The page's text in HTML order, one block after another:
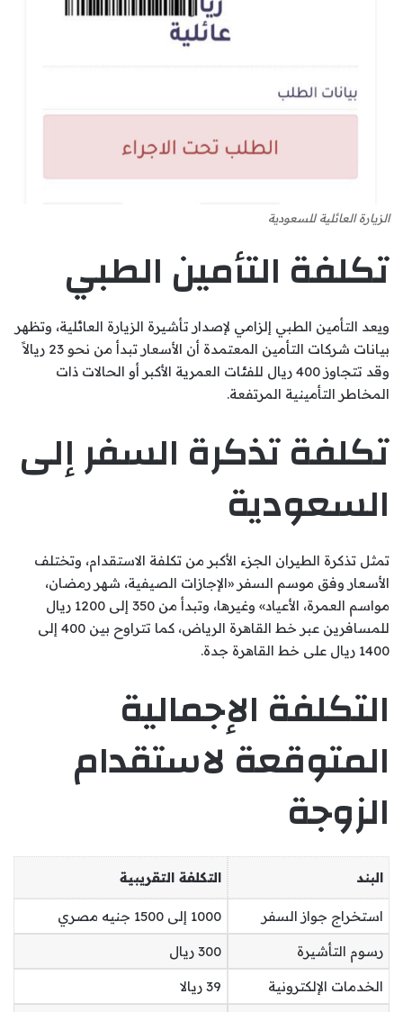
الزيارة العائلية للسعودية
تكلفة التأمين الطبي
ويعد التأمين الطبي إلزامي لإصدار تأشيرة الزيارة العائلية، وتظهر
بيانات شركات التأمين المعتمدة أن الأسعار تبدأ من نحو 23 ريالاً
وقد تتجاوز 400 ريال للفئات العمرية الأكبر أو الحالات ذات
المخاطر التأمينية المرتفعة.
تكلفة تذكرة السفر إلى
السعودية
تمثل تذكرة الطيران الجزء الأكبر من تكلفة الاستقدام، وتختلف
الأسعار وفق موسم السفر «الإجازات الصيفية، شهر رمضان،
مواسم العمرة، الأعياد» وغيرها، وتبدأ من 350 إلى 1200 ريال
للمسافرين عبر خط القاهرة الرياض، كما تتراوح بين 400 إلى
1400 ريال على خط القاهرة جدة.
التكلفة الإجمالية
المتوقعة لاستقدام
الزوجة
البند التكلفة التقريبية
استخراج جواز السفر 1000 إلى 1500 جنيه مصري
رسوم التأشيرة 300 ريال
الخدمات الإلكترونية 39 ريالا